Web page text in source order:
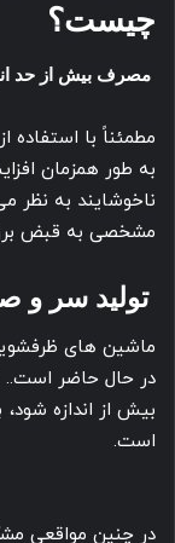
چیست؟
مصرف بیش از حد
مطمئناً با
به طور همزمان
ناخوشایند به نظر
مشخصی به قبض
تولید سر و
ماشین های
در حال حاضر است..
بیش از اندازه
است.
در چنین مواقعی